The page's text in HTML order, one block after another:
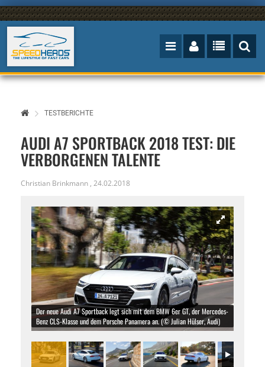
TESTBERICHTE
AUDI A7 SPORTBACK 2018 TEST: DIE
VERBORGENEN TALENTE
Christian Brinkmann , 24.02.2018
Der neue Audi A7 Sportback legt sich mit dem BMW 6er GT, der Mercedes-
Benz CLS-Klasse und dem Porsche Panamera an. (© Julian Hülser, Audi)